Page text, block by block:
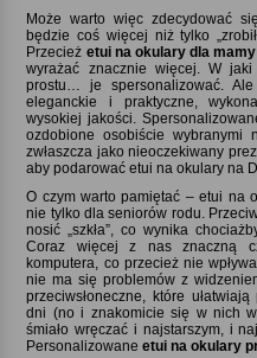
Może warto więc zdecydować
będzie coś więcej niż tylko
Przecież etui na okulary dla mamy
wyrażać znacznie więcej. W
prostu… je spersonalizować.
eleganckie i praktyczne,
wysokiej jakości.
ozdobione osobiście
zwłaszcza jako nieoczekiwany
aby podarować etui na okulary na
O czym warto pamiętać – etui na
nie tylko dla seniorów rodu.
nosić „szkła”, co wynika
Coraz więcej z nas znaczną
komputera, co przecież nie
nie ma się problemów z
przeciwsłoneczne, które
dni (no i znakomicie się w nich
śmiało wręczać i najstarszym, i
Personalizowaneetui na okulary